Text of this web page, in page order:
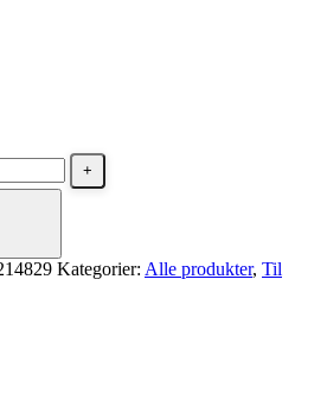
Kategorier: Alle produkter, Til